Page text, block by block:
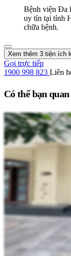
Bệnh viện Đa
uy tín tại tỉnh
chữa bệnh.
Xem thêm 3 tiện ích
Gọi trực tiếp
1900 998 823 Liên
Có thể bạn